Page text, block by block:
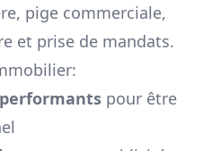
pige commerciale,
et prise de mandats.
pour être